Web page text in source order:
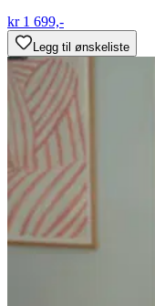
kr 1 699,-
Legg til ønskeliste